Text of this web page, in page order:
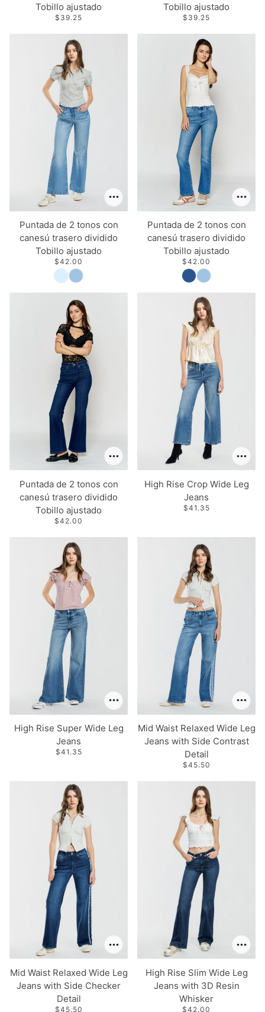
Tobillo ajustado
$39.25
Tobillo ajustado
$39.25
Puntada de 2 tonos con
canesú trasero dividido
Tobillo ajustado
$42.00
Puntada de 2 tonos con
canesú trasero dividido
Tobillo ajustado
$42.00
Puntada de 2 tonos con
canesú trasero dividido
Tobillo ajustado
$42.00
High Rise Crop Wide Leg
Jeans
$41.35
High Rise Super Wide Leg
Jeans
$41.35
Mid Waist Relaxed Wide Leg
Jeans with Side Contrast
Detail
$45.50
Mid Waist Relaxed Wide Leg
Jeans with Side Checker
Detail
$45.50
High Rise Slim Wide Leg
Jeans with 3D Resin
Whisker
$42.00